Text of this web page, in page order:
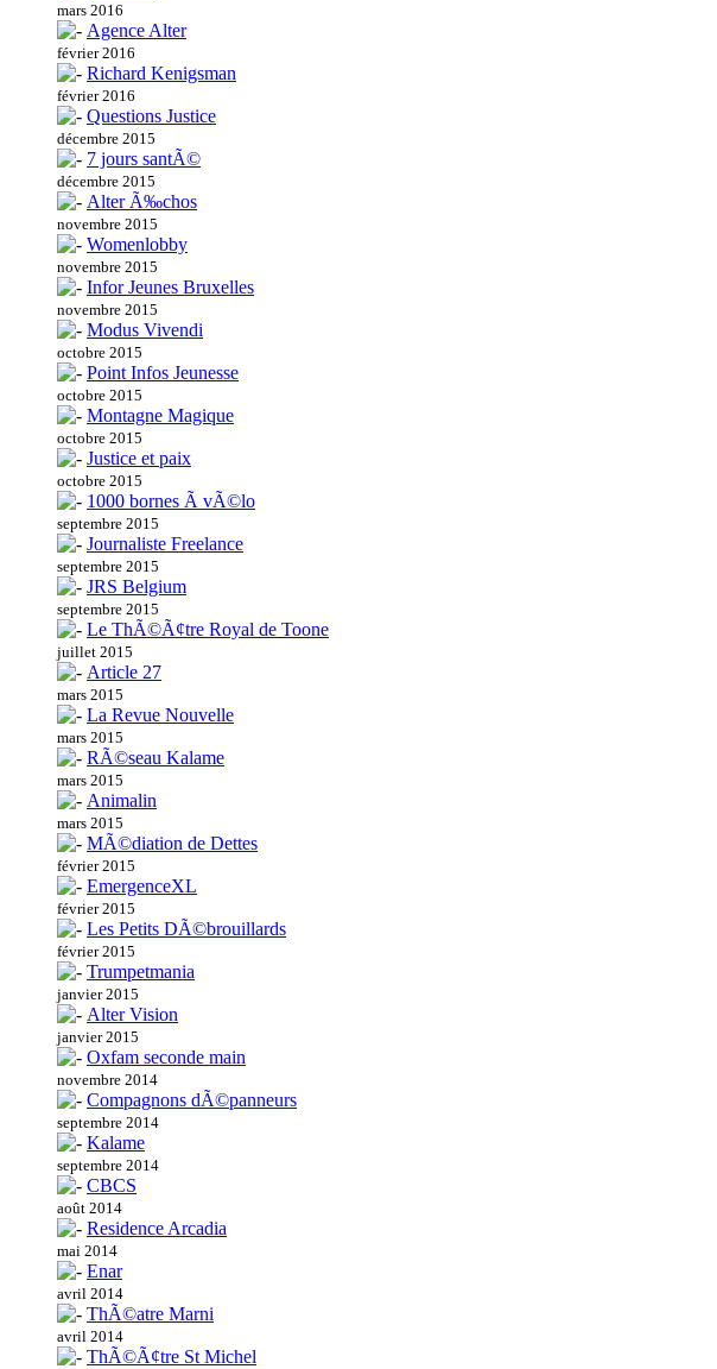
mars 2016
Agence Alter
février 2016
Richard Kenigsman
février 2016
Questions Justice
décembre 2015
7 jours santÃ©
décembre 2015
Alter Ã‰chos
novembre 2015
Womenlobby
novembre 2015
Infor Jeunes Bruxelles
novembre 2015
Modus Vivendi
octobre 2015
Point Infos Jeunesse
octobre 2015
Montagne Magique
octobre 2015
Justice et paix
octobre 2015
1000 bornes Ã vÃ©lo
septembre 2015
Journaliste Freelance
septembre 2015
JRS Belgium
septembre 2015
Le ThÃ©Ã¢tre Royal de Toone
juillet 2015
Article 27
mars 2015
La Revue Nouvelle
mars 2015
RÃ©seau Kalame
mars 2015
Animalin
mars 2015
MÃ©diation de Dettes
février 2015
EmergenceXL
février 2015
Les Petits DÃ©brouillards
février 2015
Trumpetmania
janvier 2015
Alter Vision
janvier 2015
Oxfam seconde main
novembre 2014
Compagnons dÃ©panneurs
septembre 2014
Kalame
septembre 2014
CBCS
août 2014
Residence Arcadia
mai 2014
Enar
avril 2014
ThÃ©atre Marni
avril 2014
ThÃ©Ã¢tre St Michel